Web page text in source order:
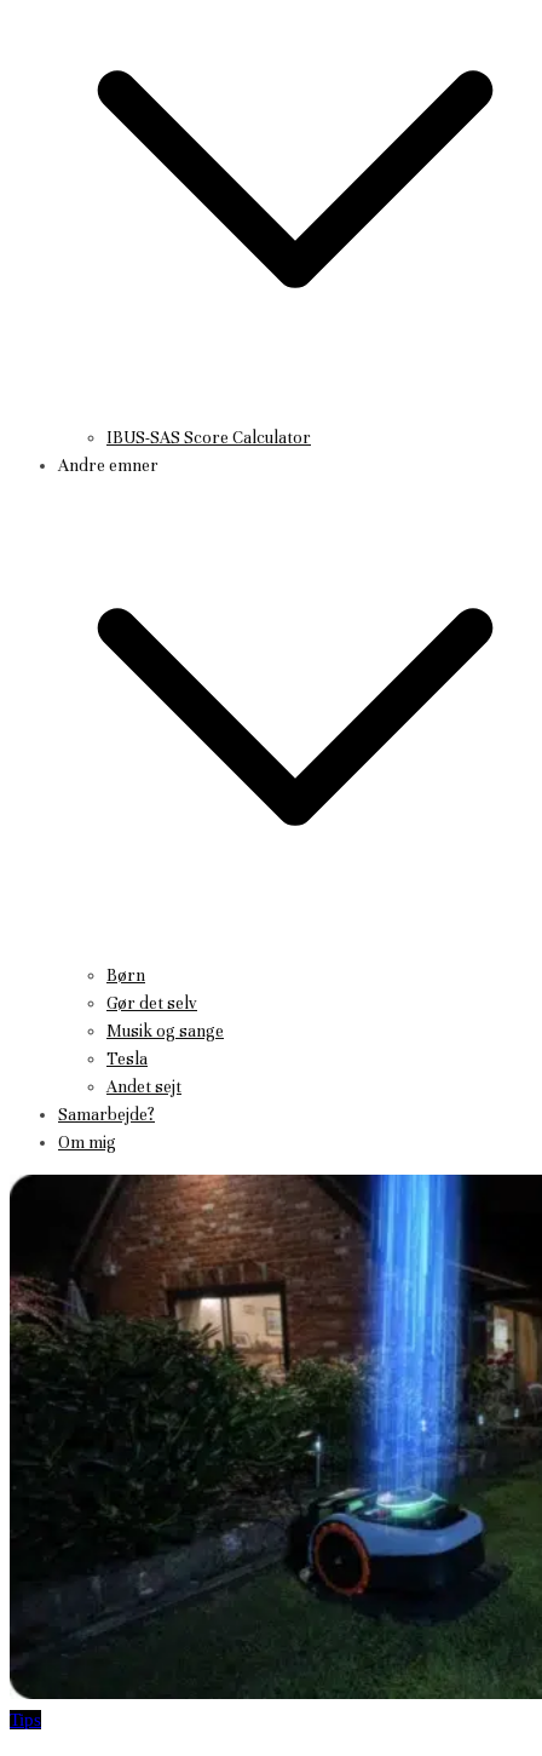
IBUS-SAS Score Calculator
Andre emner
Børn
Gør det selv
Musik og sange
Tesla
Andet sejt
Samarbejde?
Om mig
Tips